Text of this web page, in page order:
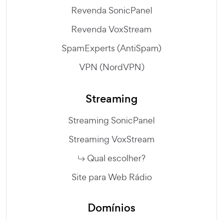
Revenda SonicPanel
Revenda VoxStream
SpamExperts (AntiSpam)
VPN (NordVPN)
Streaming
Streaming SonicPanel
Streaming VoxStream
Qual escolher?
Site para Web Rádio
Domínios